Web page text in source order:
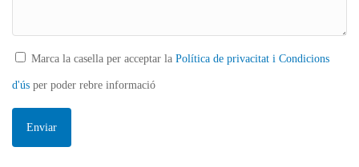
Marca la casella per acceptar la Política de privacitat i Condicions
d'ús per poder rebre informació